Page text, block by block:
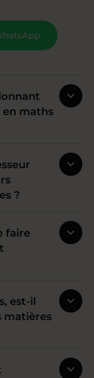
en maths
?
faire
est-il
matières